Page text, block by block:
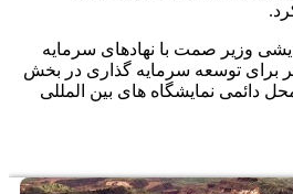
وزیر صمت با نهادهای سرمایه
برای توسعه سرمایه گذاری در بخش
دائمی نمایشگاه های بین المللی